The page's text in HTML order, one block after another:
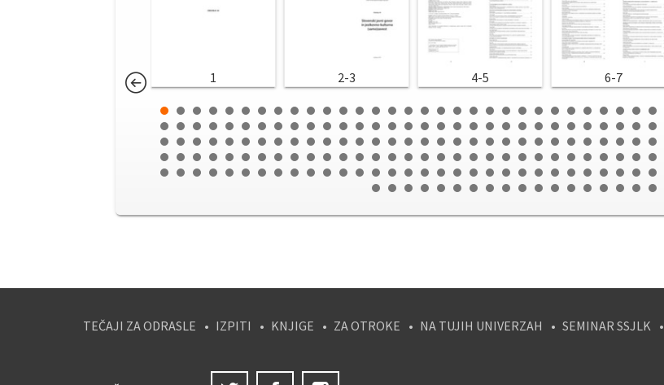
1 2-3 4-5 6-7
TEČAJI ZA ODRASLE IZPITI KNJIGE ZA OTROKE NA TUJIH UNIVERZAH SEMINAR SSJLK
Twitter Facebook